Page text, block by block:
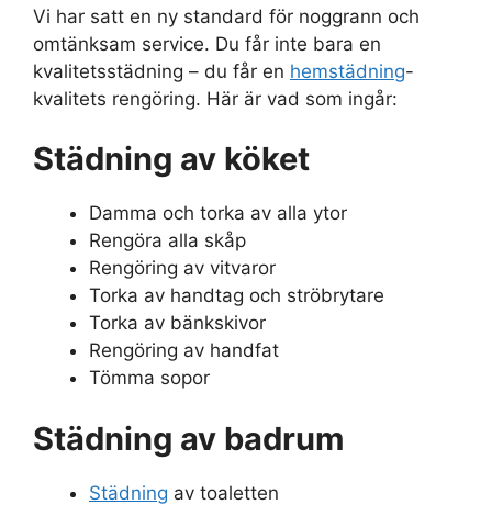
Vi har satt en ny standard för noggrann och
omtänksam service. Du får inte bara en
kvalitetsstädning – du får en hemstädning-
kvalitets rengöring. Här är vad som ingår:
Städning av köket
Damma och torka av alla ytor
Rengöra alla skåp
Rengöring av vitvaror
Torka av handtag och ströbrytare
Torka av bänkskivor
Rengöring av handfat
Tömma sopor
Städning av badrum
Städning av toaletten